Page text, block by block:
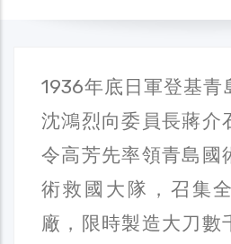
1936年底日軍登基青
沈鴻烈向委員長蔣介
令高芳先率領青島國
術救國大隊，召集
廠，限時製造大刀數